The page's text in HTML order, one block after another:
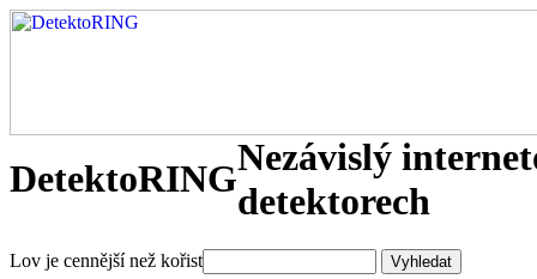
DetektoRINGNezávislý
detektorech
Lov je cennější než kořist